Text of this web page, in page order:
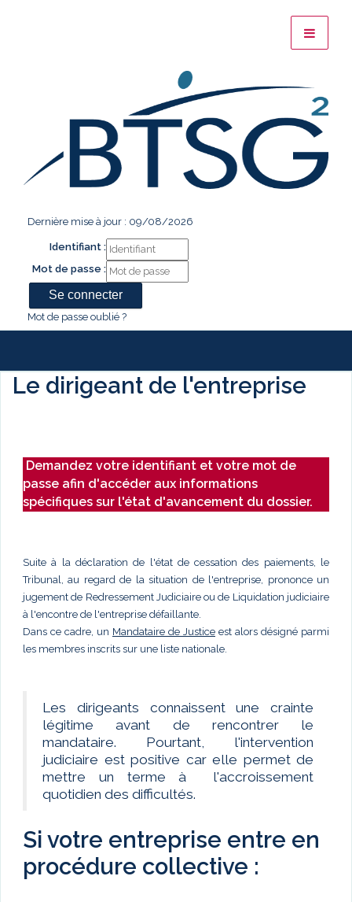
Dernière mise à jour : 09/08/2026
Identifiant :
Mot de passe :
Mot de passe oublié ?
Le dirigeant de l'entreprise
Demandez votre identifiant et votre mot de
passe afin d'accéder aux informations
spécifiques sur l'état d'avancement du dossier.
Suite à la déclaration de l'état de cessation des paiements, le
Tribunal, au regard de la situation de l'entreprise, prononce un
jugement de Redressement Judiciaire ou de Liquidation judiciaire
à l'encontre de l'entreprise défaillante.
Dans ce cadre, un Mandataire de Justice est alors désigné parmi
les membres inscrits sur une liste nationale.
Les dirigeants connaissent une crainte
légitime avant de rencontrer le
mandataire. Pourtant, l'intervention
judiciaire est positive car elle permet de
mettre un terme à l'accroissement
quotidien des difficultés.
Si votre entreprise entre en
procédure collective :